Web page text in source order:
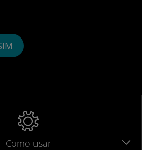
Como usar